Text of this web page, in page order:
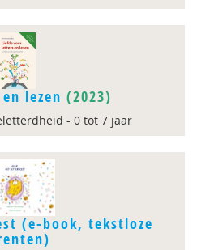
lezen (2023)
- 0 tot 7 jaar
(e-book, tekstloze